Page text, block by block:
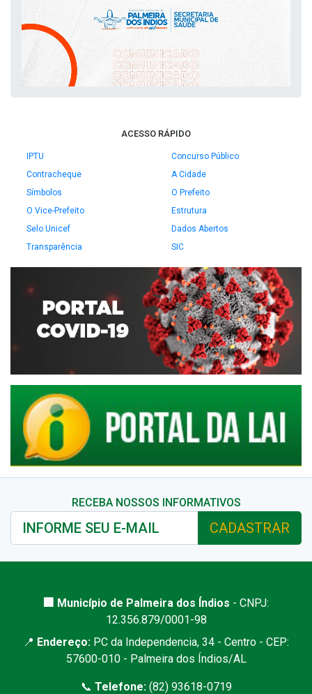
ACESSO RÁPIDO
IPTU
Concurso Público
Contracheque
A Cidade
Símbolos
O Prefeito
O Vice-Prefeito
Estrutura
Selo Unicef
Dados Abertos
Transparência
SIC
RECEBA NOSSOS INFORMATIVOS
CADASTRAR
🏢 Município de Palmeira dos Índios - CNPJ:
12.356.879/0001-98
📍 Endereço: PC da Independencia, 34 - Centro - CEP:
57600-010 - Palmeira dos Índios/AL
📞 Telefone:(82) 93618-0719